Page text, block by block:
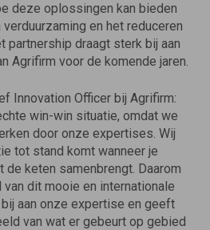
deze oplossingen kan bieden
en het reduceren
partnership draagt sterk bij aan
Agrifirm voor de komende jaren.
Innovation Officer bij Agrifirm:
win-win situatie, omdat we
door onze expertises. Wij
tot stand komt wanneer je
keten samenbrengt. Daarom
dit mooie en internationale
aan onze expertise en geeft
van wat er gebeurt op gebied